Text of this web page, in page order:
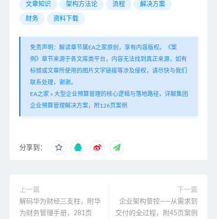
文章知识 架构方法论 流程 解决方案
财务 资料下载
免责声明：解读章节属EA之家原创，享有内容版权。《案
例》章节来源于各文库类平台，内容无法找到真正来源，如有
标错或文章所使用的图片文字链接等涉及侵权，请尽快与我们
联系处理，谢谢。
EA之家 » 大型企业预算管理的核心逻辑与落地路径，详解集团
企业预算管理解决方案，附126页案例
分享到：
上一篇
解码华为财经三支柱，附华
为财务管理手册，281页
下一篇
企业架构管控——从需求到
交付的全过程，附45页案例